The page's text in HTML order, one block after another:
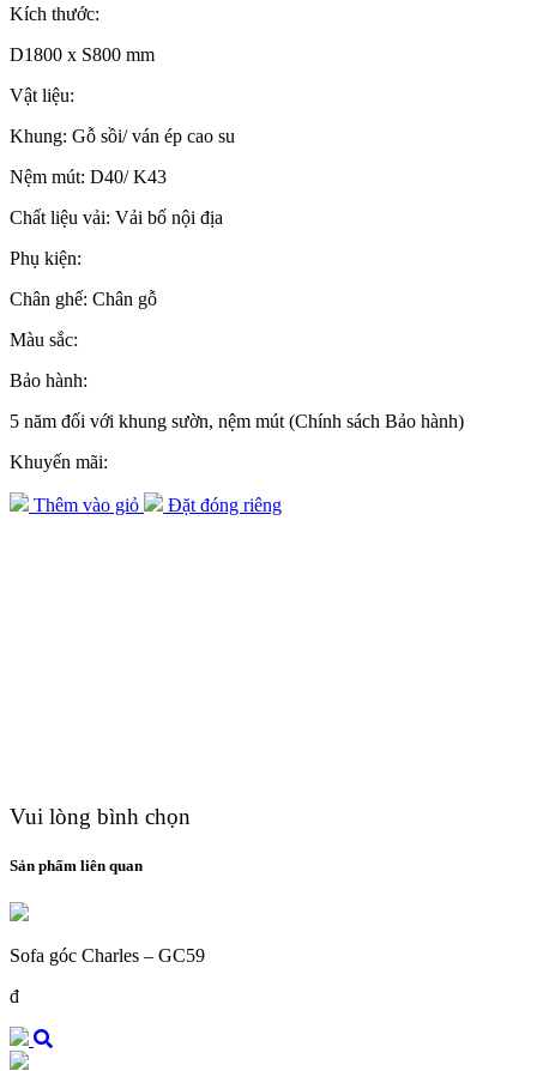
Kích thước:
D1800 x S800 mm
Vật liệu:
Khung: Gỗ sồi/ ván ép cao su
Nệm mút: D40/ K43
Chất liệu vải: Vải bố nội địa
Phụ kiện:
Chân ghế: Chân gỗ
Màu sắc:
Bảo hành:
5 năm đối với khung sườn, nệm mút (Chính sách Bảo hành)
Khuyến mãi:
Thêm vào giỏ Đặt đóng riêng
Vui lòng bình chọn
Sản phẩm liên quan
Sofa góc Charles – GC59
đ